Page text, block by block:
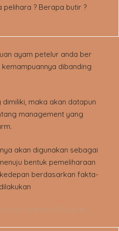
? Berapa butir ?
ayam petelur anda ber
dibanding
maka akan datapun
management yang
akan digunakan sebagai
bentuk pemeliharaan
berdasarkan fakta-
Bertelur 500 butir ?